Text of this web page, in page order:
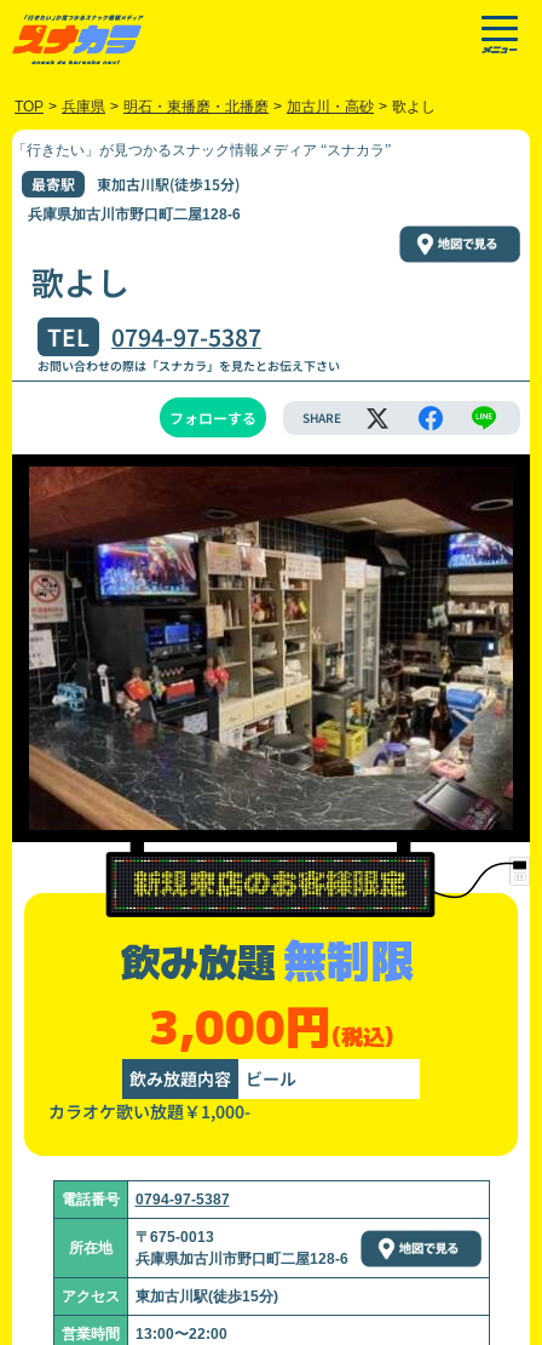
TOP > 兵庫県 > 明石・東播磨・北播磨 > 加古川・高砂 > 歌よし
「行きたい」が見つかるスナック情報メディア “スナカラ”
最寄駅 東加古川駅(徒歩15分)
兵庫県加古川市野口町二屋128-6
歌よし
TEL 0794-97-5387
お問い合わせの際は「スナカラ」を見たとお伝え下さい
フォローする SHARE
飲み放題無制限
3,000円(税込)
飲み放題内容
ビール
カラオケ歌い放題￥1,000-
電話番号 0794-97-5387
所在地
〒675-0013
兵庫県加古川市野口町二屋128-6
アクセス 東加古川駅(徒歩15分)
営業時間 13:00〜22:00